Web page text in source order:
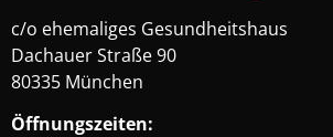
c/o ehemaliges Gesundheitshaus
Dachauer Straße 90
80335 München
Öffnungszeiten: